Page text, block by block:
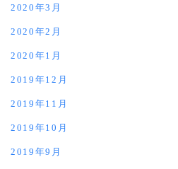
2020年3月
2020年2月
2020年1月
2019年12月
2019年11月
2019年10月
2019年9月